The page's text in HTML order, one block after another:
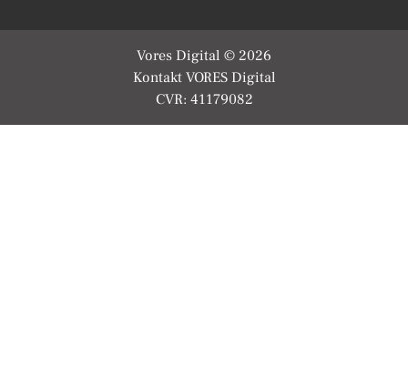
Vores Digital © 2026
Kontakt VORES Digital
CVR: 41179082